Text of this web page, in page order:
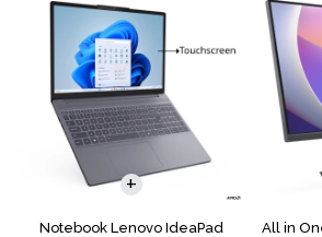
Notebook Lenovo IdeaPad
All in